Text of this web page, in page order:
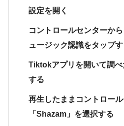
設定を開く
コントロールセンターか
ュージック認識をタップ
Tiktokアプリを開いて調
する
再生したままコントロー
「Shazam」を選択する